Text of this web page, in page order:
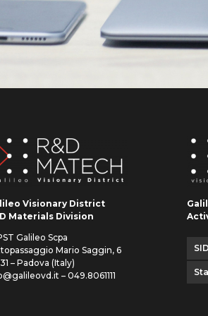
Visionary District
Materials Division
Galileo Scpa
Mario Saggin, 6
– Padova (Italy)
– 049.8061111